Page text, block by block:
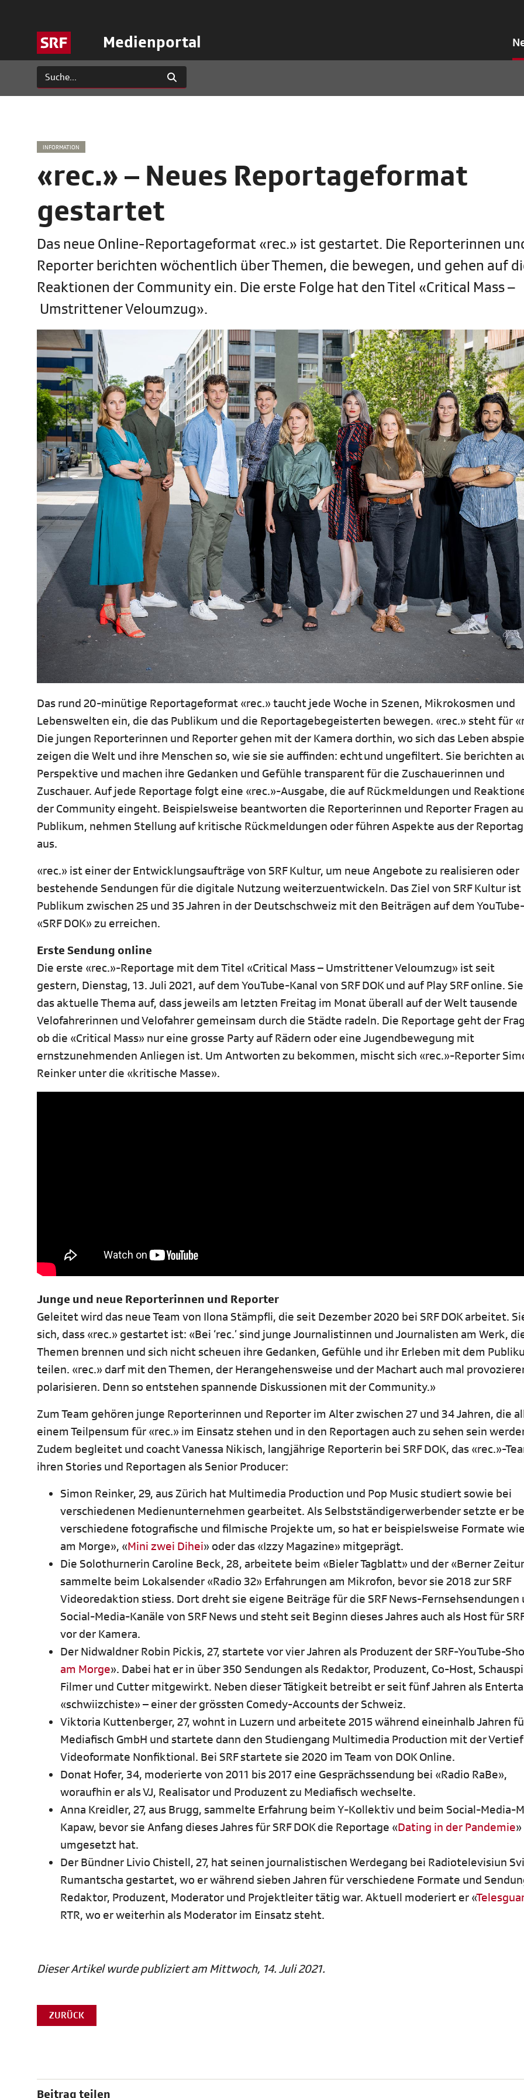
Medienportal
INFORMATION
«rec.» – Neues Reportageformat
gestartet
Das neue Online-Reportageformat «rec.» ist gestartet. Die Reporterinnen
Reporter berichten wöchentlich über Themen, die bewegen, und gehen auf
Reaktionen der Community ein. Die erste Folge hat den Titel «Critical Mass –
Umstrittener Veloumzug».
Das rund 20-minütige Reportageformat «rec.» taucht jede Woche in Szenen, Mikrokosmen und
Lebenswelten ein, die das Publikum und die Reportagebegeisterten bewegen. «rec.» steht für
Die jungen Reporterinnen und Reporter gehen mit der Kamera dorthin, wo sich das Leben
zeigen die Welt und ihre Menschen so, wie sie sie auffinden: echt und ungefiltert. Sie berichten
Perspektive und machen ihre Gedanken und Gefühle transparent für die Zuschauerinnen und
Zuschauer. Auf jede Reportage folgt eine «rec.»-Ausgabe, die auf Rückmeldungen und
der Community eingeht. Beispielsweise beantworten die Reporterinnen und Reporter Fragen
Publikum, nehmen Stellung auf kritische Rückmeldungen oder führen Aspekte aus der
aus.
«rec.» ist einer der Entwicklungsaufträge von SRF Kultur, um neue Angebote zu realisieren oder
bestehende Sendungen für die digitale Nutzung weiterzuentwickeln. Das Ziel von SRF Kultur ist
Publikum zwischen 25 und 35 Jahren in der Deutschschweiz mit den Beiträgen auf dem
«SRF DOK» zu erreichen.
Erste Sendung online
Die erste «rec.»-Reportage mit dem Titel «Critical Mass – Umstrittener Veloumzug» ist seit
gestern, Dienstag, 13. Juli 2021, auf dem YouTube-Kanal von SRF DOK und auf Play SRF online.
das aktuelle Thema auf, dass jeweils am letzten Freitag im Monat überall auf der Welt tausende
Velofahrerinnen und Velofahrer gemeinsam durch die Städte radeln. Die Reportage geht der
ob die «Critical Mass» nur eine grosse Party auf Rädern oder eine Jugendbewegung mit
ernstzunehmenden Anliegen ist. Um Antworten zu bekommen, mischt sich «rec.»-Reporter
Reinker unter die «kritische Masse».
Junge und neue Reporterinnen und Reporter
Geleitet wird das neue Team von Ilona Stämpfli, die seit Dezember 2020 bei SRF DOK arbeitet.
sich, dass «rec.» gestartet ist: «Bei ‘rec.’ sind junge Journalistinnen und Journalisten am Werk,
Themen brennen und sich nicht scheuen ihre Gedanken, Gefühle und ihr Erleben mit dem
teilen. «rec.» darf mit den Themen, der Herangehensweise und der Machart auch mal
polarisieren. Denn so entstehen spannende Diskussionen mit der Community.»
Zum Team gehören junge Reporterinnen und Reporter im Alter zwischen 27 und 34 Jahren, die
einem Teilpensum für «rec.» im Einsatz stehen und in den Reportagen auch zu sehen sein
Zudem begleitet und coacht Vanessa Nikisch, langjährige Reporterin bei SRF DOK, das «rec.»-
ihren Stories und Reportagen als Senior Producer:
Simon Reinker, 29, aus Zürich hat Multimedia Production und Pop Music studiert sowie bei
verschiedenen Medienunternehmen gearbeitet. Als Selbstständigerwerbender setzte er
verschiedene fotografische und filmische Projekte um, so hat er beispielsweise Formate
am Morge», «Mini zwei Dihei» oder das «Izzy Magazine» mitgeprägt.
Die Solothurnerin Caroline Beck, 28, arbeitete beim «Bieler Tagblatt» und der «Berner
sammelte beim Lokalsender «Radio 32» Erfahrungen am Mikrofon, bevor sie 2018 zur SRF
Videoredaktion stiess. Dort dreht sie eigene Beiträge für die SRF News-Fernsehsendungen
Social-Media-Kanäle von SRF News und steht seit Beginn dieses Jahres auch als Host für
vor der Kamera.
Der Nidwaldner Robin Pickis, 27, startete vor vier Jahren als Produzent der SRF-YouTube-
am Morge». Dabei hat er in über 350 Sendungen als Redaktor, Produzent, Co-Host,
Filmer und Cutter mitgewirkt. Neben dieser Tätigkeit betreibt er seit fünf Jahren als
«schwiizchiste» – einer der grössten Comedy-Accounts der Schweiz.
Viktoria Kuttenberger, 27, wohnt in Luzern und arbeitete 2015 während eineinhalb Jahren
Mediafisch GmbH und startete dann den Studiengang Multimedia Production mit der
Videoformate Nonfiktional. Bei SRF startete sie 2020 im Team von DOK Online.
Donat Hofer, 34, moderierte von 2011 bis 2017 eine Gesprächssendung bei «Radio RaBe»,
woraufhin er als VJ, Realisator und Produzent zu Mediafisch wechselte.
Anna Kreidler, 27, aus Brugg, sammelte Erfahrung beim Y-Kollektiv und beim Social-Media-
Kapaw, bevor sie Anfang dieses Jahres für SRF DOK die Reportage «Dating in der Pandemie»
umgesetzt hat.
Der Bündner Livio Chistell, 27, hat seinen journalistischen Werdegang bei Radiotelevisiun
Rumantscha gestartet, wo er während sieben Jahren für verschiedene Formate und
Redaktor, Produzent, Moderator und Projektleiter tätig war. Aktuell moderiert er «
RTR, wo er weiterhin als Moderator im Einsatz steht.
Dieser Artikel wurde publiziert am Mittwoch, 14. Juli 2021.
ZURÜCK
Beitrag teilen